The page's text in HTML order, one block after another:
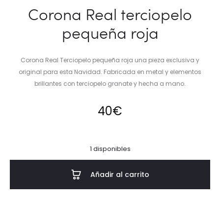
Corona Real terciopelo
pequeña roja
Corona Real Terciopelo pequeña roja una pieza exclusiva y
original para esta Navidad. Fabricada en metal y elementos
brillantes con terciopelo granate y hecha a mano.
40€
1 disponibles
Añadir al carrito